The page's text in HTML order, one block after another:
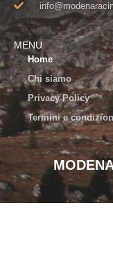
MENU
Home
Chi siamo
Privacy Policy
Termini e